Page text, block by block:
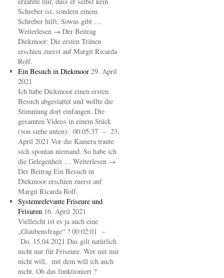
Schreber ist, sondern einem
Schreber hilft. Sowas gibt …
Weiterlesen → Der Beitrag
Diekmoor: Die ersten Tränen
erschien zuerst auf Margit Ricarda
Rolf.
Ein Besuch in Diekmoor 29. April
2021
Ich habe Diekmoor einen ersten
Besuch abgestattet und wollte die
Stimmung dort einfangen. Die
gesamten Videos in einem Stück
(von siehe unten): 00:05:37 – 23.
April 2021 Vor die Kamera traute
sich spontan niemand. So habe ich
die Gelegenheit … Weiterlesen →
Der Beitrag Ein Besuch in
Diekmoor erschien zuerst auf
Margit Ricarda Rolf.
Systemrelevante Friseure und
Frisuren 16. April 2021
Vielleicht ist es ja auch eine
„Glaubensfrage“ ? 00:02:01 –
Do. 15.04.2021 Das gilt natürlich
nicht nur für Friseure. Wer mit mir
nicht will, mit dem will ich auch
nicht. Ob das funktioniert ?